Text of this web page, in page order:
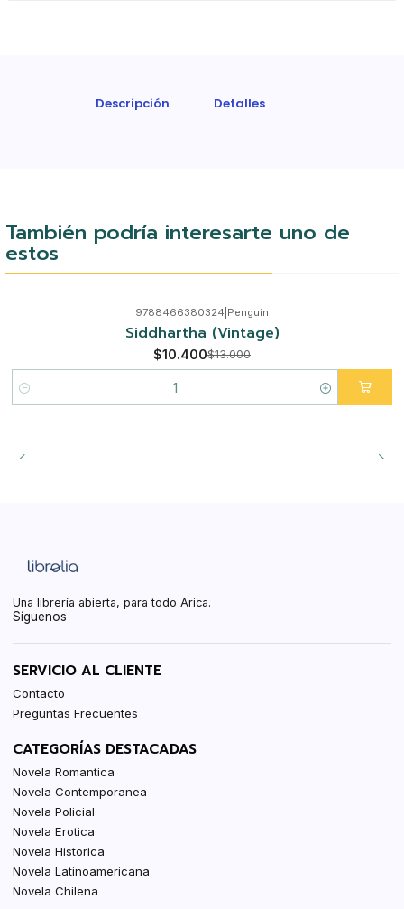
Descripción Detalles
También podría interesarte uno de
estos
9788466380324 Penguin
Siddhartha (Vintage)
$10.400$13.000
Cantidad
Una librería abierta, para todo Arica.
Síguenos
SERVICIO AL CLIENTE
Contacto
Preguntas Frecuentes
CATEGORÍAS DESTACADAS
Novela Romantica
Novela Contemporanea
Novela Policial
Novela Erotica
Novela Historica
Novela Latinoamericana
Novela Chilena